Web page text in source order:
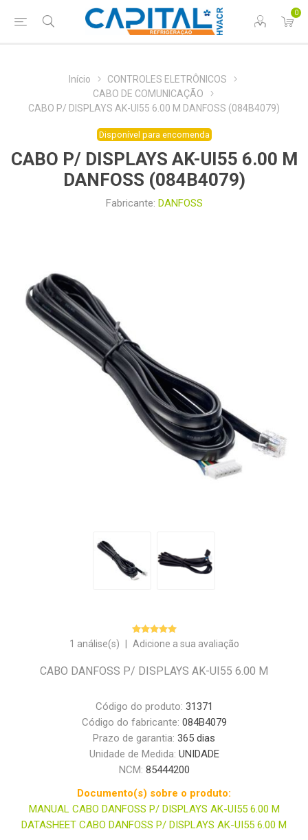
0
Início
CONTROLES ELETRÔNICOS
CABO DE COMUNICAÇÃO
CABO P/ DISPLAYS AK-UI55 6.00 M DANFOSS (084B4079)
Disponível para encomenda
CABO P/ DISPLAYS AK-UI55 6.00 M
DANFOSS (084B4079)
Fabricante: DANFOSS
1 análise(s) Adicione a sua avaliação
CABO DANFOSS P/ DISPLAYS AK-UI55 6.00 M
Código do produto: 31371
Código do fabricante: 084B4079
Prazo de garantia: 365 dias
Unidade de Medida: UNIDADE
NCM: 85444200
Documento(s) sobre o produto:
MANUAL CABO DANFOSS P/ DISPLAYS AK-UI55 6.00 M
DATASHEET CABO DANFOSS P/ DISPLAYS AK-UI55 6.00 M